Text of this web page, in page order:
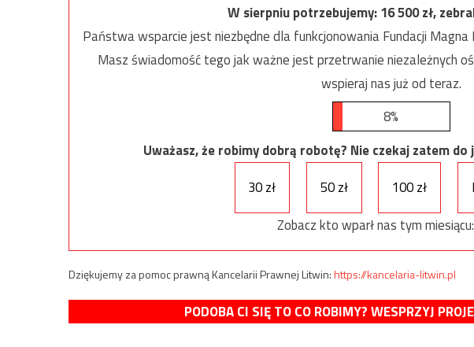
W sierpniu potrzebujemy:16 500zł,
Państwa wsparcie jest niezbędne dla funkcjonowania Fundacji Magna
Masz świadomość tego jak ważne jest przetrwanie niezależnych
wspieraj nas już od teraz.
8%
Uważasz, że robimy dobrą robotę? Nie czekaj zatem
30 zł
50 zł 100 zł
Zobacz kto wparł nas tym miesiącu:
Dziękujemy za pomoc prawną Kancelarii Prawnej Litwin:https://kancelaria-litwin.pl
PODOBA CI SIĘ TO CO ROBIMY? WESPRZYJ